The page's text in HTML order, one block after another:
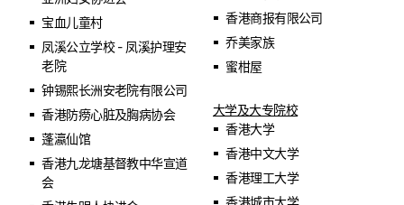
宝血儿童村
凤溪公立学校 - 凤溪护理安
老院
钟锡熙长洲安老院有限公司
香港防痨心脏及胸病协会
蓬瀛仙馆
香港九龙塘基督教中华宣道
会
香港商报有限公司
乔美家族
蜜柑屋
大学及大专院校
香港大学
香港中文大学
香港理工大学